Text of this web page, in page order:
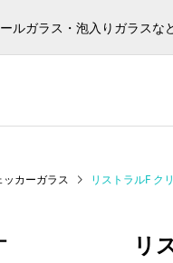
ルガラス・泡入りガラス
ッカーガラス リストラルF ク
リ